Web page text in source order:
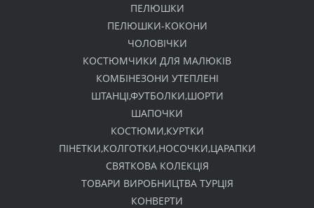
ПЕЛЮШКИ
ПЕЛЮШКИ-КОКОНИ
ЧОЛОВІЧКИ
КОСТЮМЧИКИ ДЛЯ МАЛЮКІВ
КОМБІНЕЗОНИ УТЕПЛЕНІ
ШТАНЦІ,ФУТБОЛКИ,ШОРТИ
ШАПОЧКИ
КОСТЮМИ,КУРТКИ
ПІНЕТКИ,КОЛГОТКИ,НОСОЧКИ,ЦАРАПКИ
СВЯТКОВА КОЛЕКЦІЯ
ТОВАРИ ВИРОБНИЦТВА ТУРЦІЯ
КОНВЕРТИ